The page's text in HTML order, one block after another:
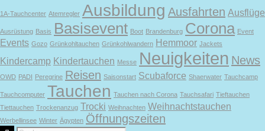
1A-Tauchcenter Atemregler Ausbildung Ausfahrten Ausflüge
Ausrüstung Basis Basisevent Boot Brandenburg Corona Event
Events Gozo Grünkohltauchen Grünkohlwandern Hemmoor Jackets
Kindercamp Kindertauchen Messe Neuigkeiten News
OWD PADI Peregrine Reisen Saisonstart Scubaforce Shaerwater Tauchcamp
Tauchcomputer Tauchen Tauchen nach Corona Tauchsafari Tieftauchen
Tiettauchen Trockenanzug Trocki Weihnachten Weihnachtstauchen
Werbellinsee Winter Ägypten Öffnungszeiten